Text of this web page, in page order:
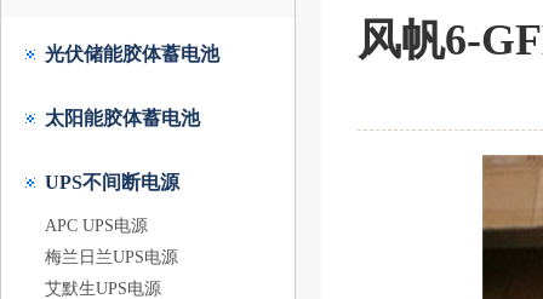
光伏储能胶体蓄电池
太阳能胶体蓄电池
UPS不间断电源
APC UPS电源
梅兰日兰UPS电源
艾默生UPS电源
风帆6-